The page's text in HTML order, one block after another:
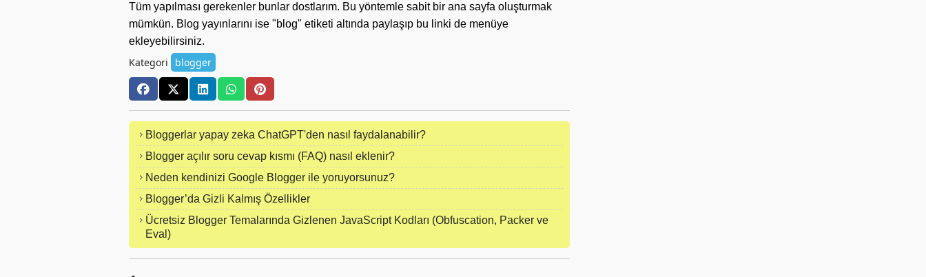
Tüm yapılması gerekenler bunlar dostlarım. Bu yöntemle sabit bir ana sayfa oluşturmak
mümkün. Blog yayınlarını ise "blog" etiketi altında paylaşıp bu linki de menüye
ekleyebilirsiniz.
Kategori blogger
Bloggerlar yapay zeka ChatGPT'den nasıl faydalanabilir?
Blogger açılır soru cevap kısmı (FAQ) nasıl eklenir?
Neden kendinizi Google Blogger ile yoruyorsunuz?
Blogger’da Gizli Kalmış Özellikler
Ücretsiz Blogger Temalarında Gizlenen JavaScript Kodları (Obfuscation, Packer ve
Eval)